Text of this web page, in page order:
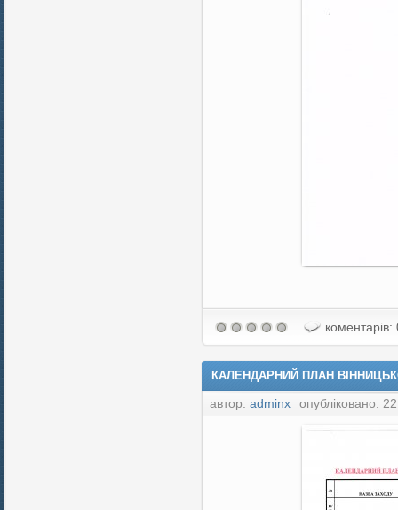
коментарів:
КАЛЕНДАРНИЙ ПЛАН
автор: adminx опубліковано: